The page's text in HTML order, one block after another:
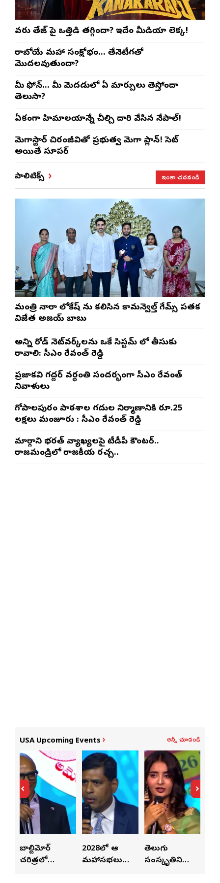
వరుణ్ తేజ్‌ పై ఒత్తిడి తగ్గిందా? ఇదేం మీడియా లెక్క!
రాబోయే మహా సంక్షోభం… తేనెటీగతో
మొదలవుతుందా?
మీ ఫోన్… మీ మెదడులో ఏ మార్పులు తెస్తోందా
తెలుసా?
ఏకంగా హిమాలయాన్నే చీల్చి దారి వేసిన నేపాల్!
మెగాస్టార్ చిరంజీవితో ప్రభుత్వ మెగా ప్లాన్! సెట్
అయితే సూపర్
పాలిటిక్స్ ఇంకా చదవండి
మంత్రి నారా లోకేష్ ను కలిసిన కామన్వెల్త్ గేమ్స్ పతక
విజేత అజయ్ బాబు
అన్ని రోడ్ నెట్‌వర్క్‌లను ఒకే సిస్టమ్ లో తీసుకు
రావాలి: సీఎం రేవంత్ రెడ్డి
ప్రజాకవి గద్దర్‌ వర్ధంతి సందర్భంగా సీఎం రేవంత్‌
నివాళులు
గోపాల‌పురం పాఠ‌శాల గ‌దుల నిర్మాణానికి రూ.25
ల‌క్ష‌లు మంజూరు : సీఎం రేవంత్ రెడ్డి
మార్గాని భరత్ వ్యాఖ్యలపై టీడీపీ కౌంటర్..
రాజమండ్రిలో రాజకీయ రచ్చ..
USA Upcoming Events అన్నీ చూడండి
2028లో ఆటా
మహాసభలు
తెలుగు
సంస్కృతిని
పెట్టేందుకు